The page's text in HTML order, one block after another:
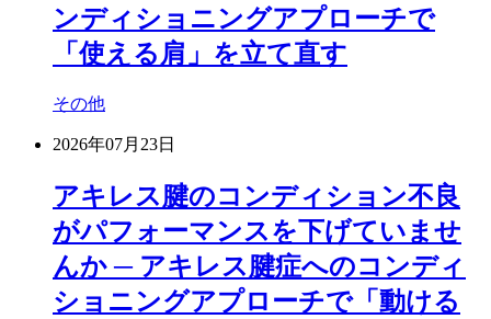
ンディショニングアプローチで
「使える肩」を立て直す
その他
2026年07月23日
アキレス腱のコンディション不良
がパフォーマンスを下げていませ
んか ─ アキレス腱症へのコンディ
ショニングアプローチで「動ける